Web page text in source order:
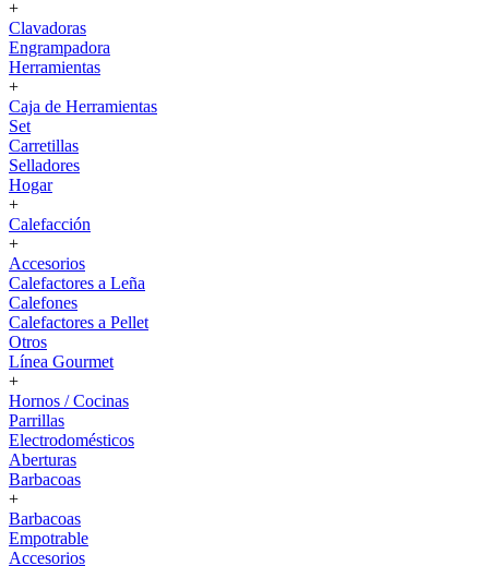
+
Clavadoras
Engrampadora
Herramientas
+
Caja de Herramientas
Set
Carretillas
Selladores
Hogar
+
Calefacción
+
Accesorios
Calefactores a Leña
Calefones
Calefactores a Pellet
Otros
Línea Gourmet
+
Hornos / Cocinas
Parrillas
Electrodomésticos
Aberturas
Barbacoas
+
Barbacoas
Empotrable
Accesorios